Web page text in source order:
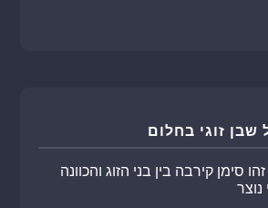
זוגי בחלום
סימן קירבה בין בני הזוג והכוונה